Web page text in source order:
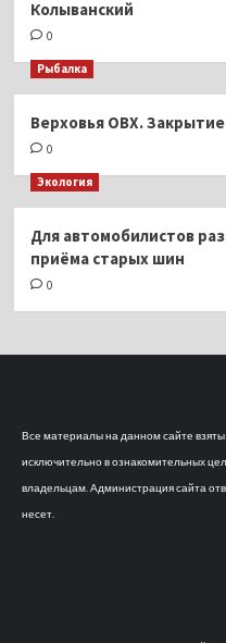
Колыванский
0
Рыбалка
Верховья ОВХ. Закрытие
0
Экология
Для автомобилистов
приёма старых шин
0
Все материалы на данном сайте взяты
исключительно в ознакомительных
владельцам. Администрация сайта
несет.